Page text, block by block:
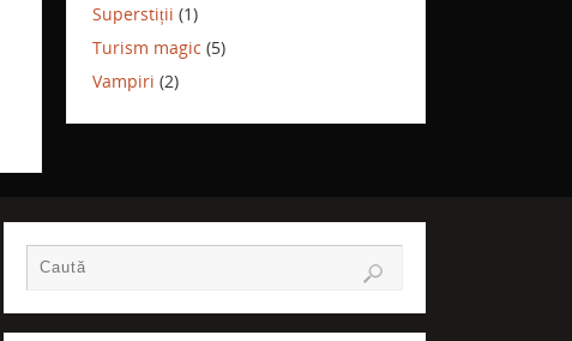
Superstiții (1)
Turism magic (5)
Vampiri (2)